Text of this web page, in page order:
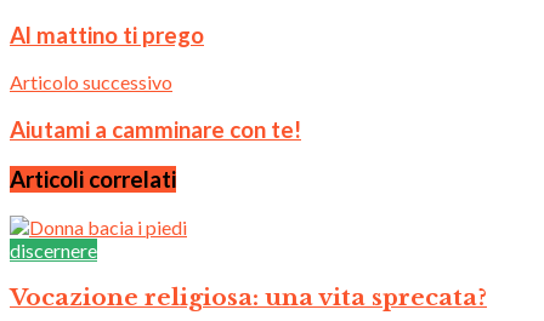
Al mattino ti prego
Articolo successivo
Aiutami a camminare con te!
Articoli correlati
discernere
Vocazione religiosa: una vita sprecata?